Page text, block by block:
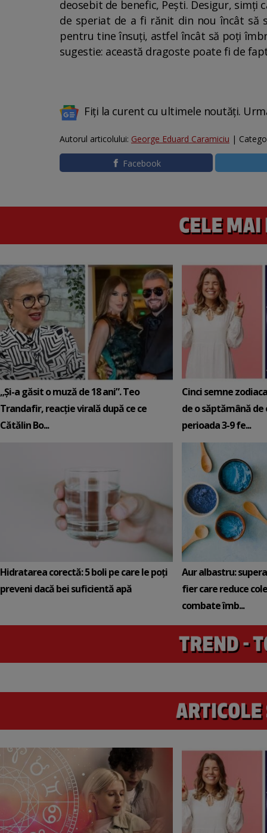
deosebit de benefic, Pești. Desigur,
de speriat de a fi rănit din nou încât să
pentru tine însuți, astfel încât să poți
sugestie: această dragoste poate fi de
Fiți la curent cu ultimele noutăți.
Autorul articolului: George Eduard Caramiciu |
Facebook
„Și-a găsit o muză de 18 ani”. Teo
Trandafir, reacție virală după ce ce
Cătălin Bo...
Cinci semne
de o săptămână de
perioada 3-9 fe...
Hidratarea corectă: 5 boli pe care le poți
preveni dacă bei suficientă apă
Aur albastru:
fier care reduce
combate îmb...